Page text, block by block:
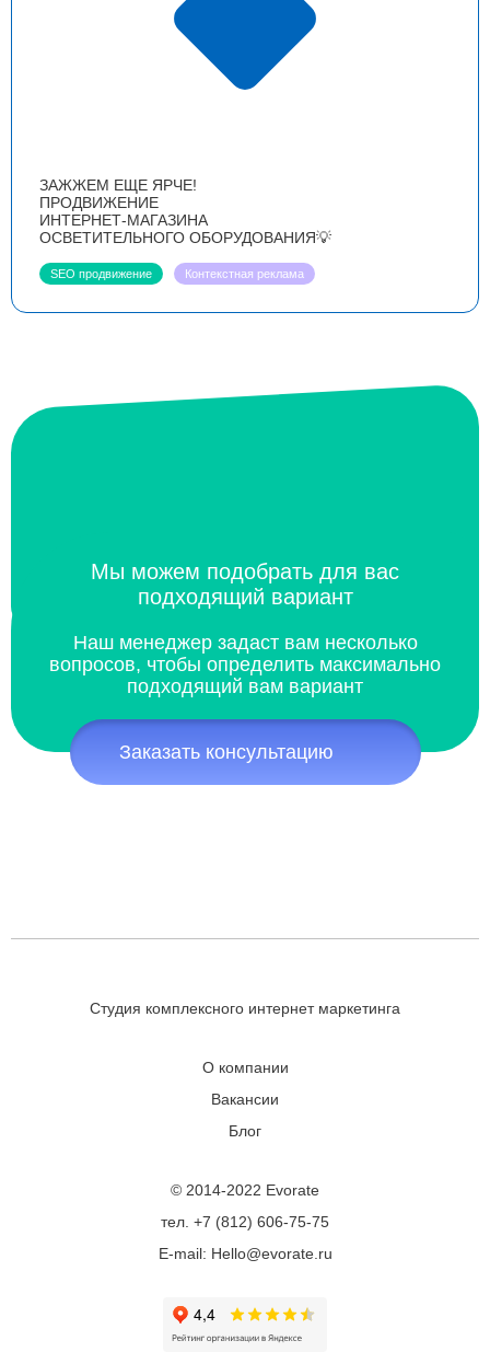
ЗАЖЖЕМ ЕЩЕ ЯРЧЕ!
ПРОДВИЖЕНИЕ
ИНТЕРНЕТ-МАГАЗИНА
ОСВЕТИТЕЛЬНОГО ОБОРУДОВАНИЯ💡
SEO продвижение Контекстная реклама
Мы можем подобрать для вас
подходящий вариант
Наш менеджер задаст вам несколько
вопросов, чтобы определить максимально
подходящий вам вариант
Заказать консультацию
Студия комплексного интернет маркетинга
О компании
Вакансии
Блог
© 2014-2022 Evorate
тел. +7 (812) 606-75-75
E-mail: Hello@evorate.ru